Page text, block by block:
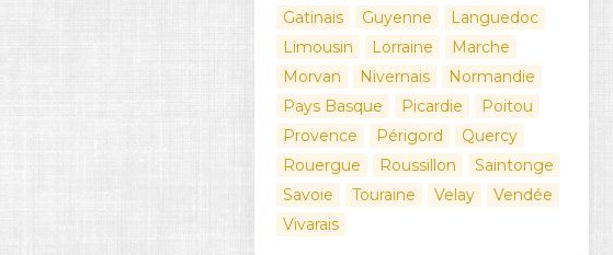
Gatinais
Guyenne
Languedoc
Limousin
Lorraine
Marche
Morvan
Nivernais
Normandie
Pays Basque
Picardie
Poitou
Provence
Périgord
Quercy
Rouergue
Roussillon
Saintonge
Savoie
Touraine Velay
Vendée
Vivarais